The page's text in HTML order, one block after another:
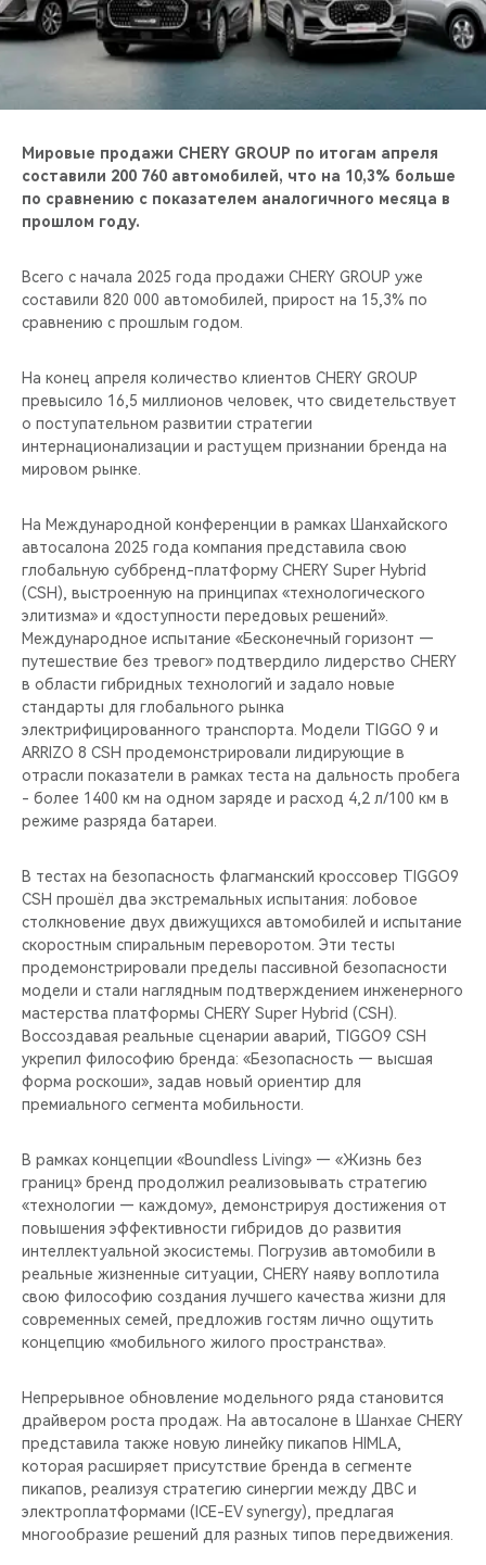
CHERY И СПОРТ
НАШИ МЕРОПРИЯТИЯ
ВИДЕООБЗОРЫ
CHERY ДЛЯ ДЕТЕЙ
Мировые продажи CHERY GROUP по итогам апреля
составили 200 760 автомобилей, что на 10,3% больше
по сравнению с показателем аналогичного месяца в
прошлом году.
Всего с начала 2025 года продажи CHERY GROUP уже
составили 820 000 автомобилей, прирост на 15,3% по
сравнению с прошлым годом.
На конец апреля количество клиентов CHERY GROUP
превысило 16,5 миллионов человек, что свидетельствует
о поступательном развитии стратегии
интернационализации и растущем признании бренда на
мировом рынке.
На Международной конференции в рамках Шанхайского
автосалона 2025 года компания представила свою
глобальную суббренд-платформу CHERY Super Hybrid
(CSH), выстроенную на принципах «технологического
элитизма» и «доступности передовых решений».
Международное испытание «Бесконечный горизонт —
путешествие без тревог» подтвердило лидерство CHERY
в области гибридных технологий и задало новые
стандарты для глобального рынка
электрифицированного транспорта. Модели TIGGO 9 и
ARRIZO 8 CSH продемонстрировали лидирующие в
отрасли показатели в рамках теста на дальность пробега
- более 1400 км на одном заряде и расход 4,2 л/100 км в
режиме разряда батареи.
В тестах на безопасность флагманский кроссовер TIGGO9
CSH прошёл два экстремальных испытания: лобовое
столкновение двух движущихся автомобилей и испытание
скоростным спиральным переворотом. Эти тесты
продемонстрировали пределы пассивной безопасности
модели и стали наглядным подтверждением инженерного
мастерства платформы CHERY Super Hybrid (CSH).
Воссоздавая реальные сценарии аварий, TIGGO9 CSH
укрепил философию бренда: «Безопасность — высшая
форма роскоши», задав новый ориентир для
премиального сегмента мобильности.
В рамках концепции «Boundless Living» — «Жизнь без
границ» бренд продолжил реализовывать стратегию
«технологии — каждому», демонстрируя достижения от
повышения эффективности гибридов до развития
интеллектуальной экосистемы. Погрузив автомобили в
реальные жизненные ситуации, CHERY наяву воплотила
свою философию создания лучшего качества жизни для
современных семей, предложив гостям лично ощутить
концепцию «мобильного жилого пространства».
Непрерывное обновление модельного ряда становится
драйвером роста продаж. На автосалоне в Шанхае CHERY
представила также новую линейку пикапов HIMLA,
которая расширяет присутствие бренда в сегменте
пикапов, реализуя стратегию синергии между ДВС и
электроплатформами (ICE-EV synergy), предлагая
многообразие решений для разных типов передвижения.